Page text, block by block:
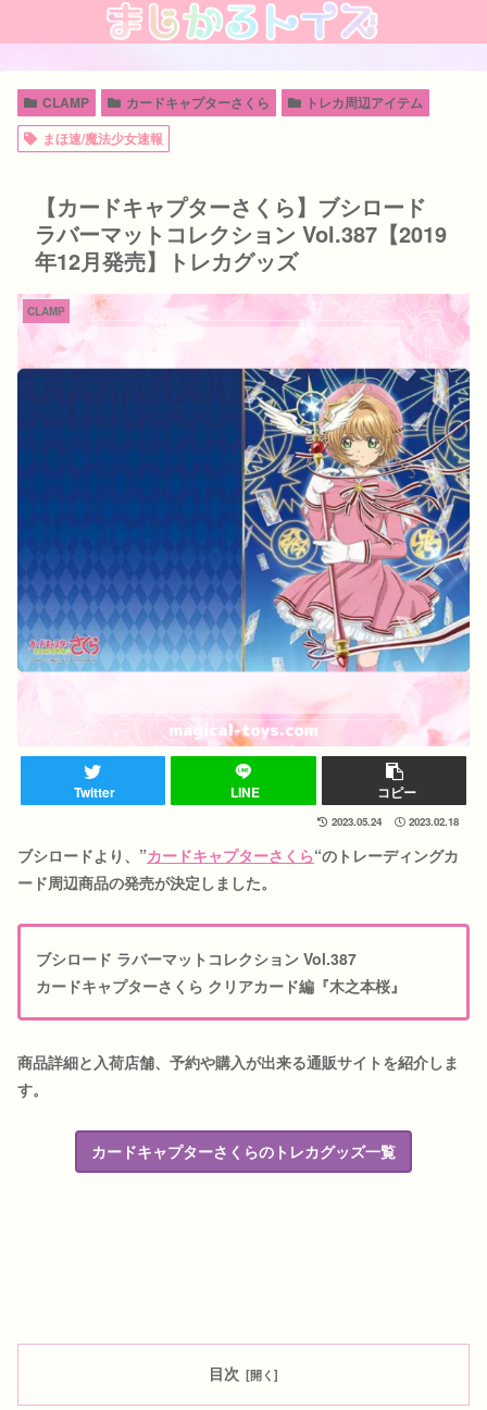
CLAMP カードキャプターさくら
トレカ周辺アイテム
まほ速/魔法少女速報
【カードキャプターさくら】ブシロード
ラバーマットコレクション Vol.387【2019
年12月発売】トレカグッズ
CLAMP
Twitter LINE コピー
2023.05.24 2023.02.18
ブシロードより、”カードキャプターさくら“のトレーディングカ
ード周辺商品の発売が決定しました。
ブシロード ラバーマットコレクション Vol.387
カードキャプターさくら クリアカード編『木之本桜』
商品詳細と入荷店舗、予約や購入が出来る通販サイトを紹介しま
す。
カードキャプターさくらのトレカグッズ一覧
目次